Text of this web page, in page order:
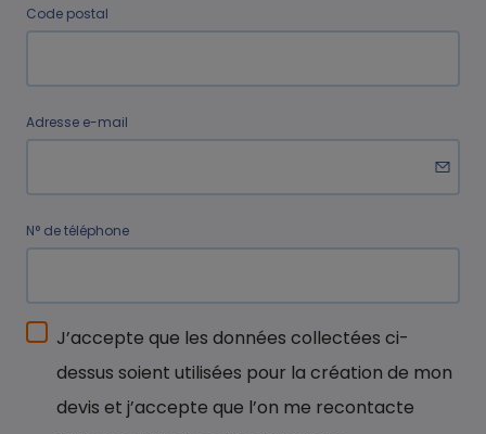
Code postal
Adresse e-mail
N° de téléphone
J’accepte que les données collectées ci-
dessus soient utilisées pour la création de mon
devis et j’accepte que l’on me recontacte